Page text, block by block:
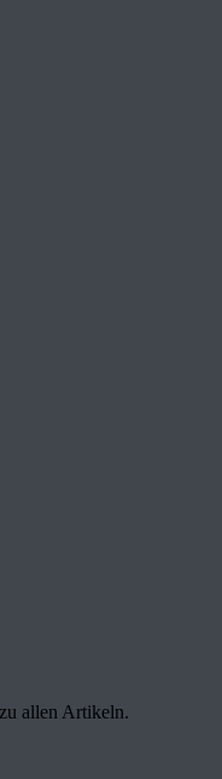
allen Artikeln.